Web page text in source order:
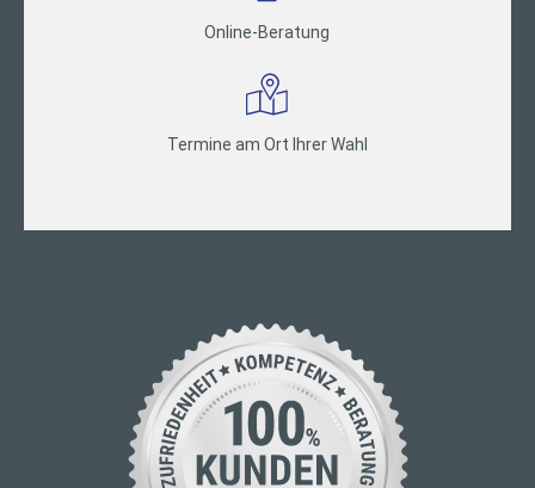
Online-Beratung
Termine am Ort Ihrer Wahl